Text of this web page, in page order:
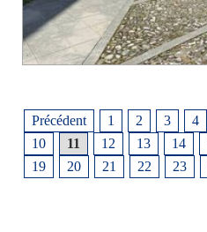
Précédent 1 2 3 4
10
11 12 13 14
19
20 21 22 23